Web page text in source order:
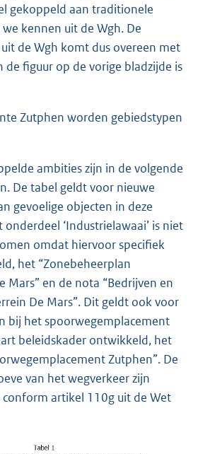
gekoppeld aan traditionele
kennen uit de Wgh. De
de Wgh komt dus overeen met
de figuur op de vorige bladzijde is
Zutphen worden gebiedstypen
ambities zijn in de volgende
De tabel geldt voor nieuwe
gevoelige objecten in deze
‘Industrielawaai’ is niet
omdat hiervoor specifiek
het “Zonebeheerplan
Mars” en de nota “Bedrijven en
De Mars”. Dit geldt ook voor
bij het spoorwegemplacement
beleidskader ontwikkeld, het
Zutphen”. De
van het wegverkeer zijn
artikel 110g uit de Wet